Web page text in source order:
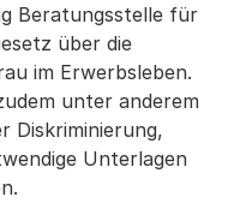
Beratungsstelle für
über die
im Erwerbsleben.
unter anderem
Diskriminierung,
Unterlagen